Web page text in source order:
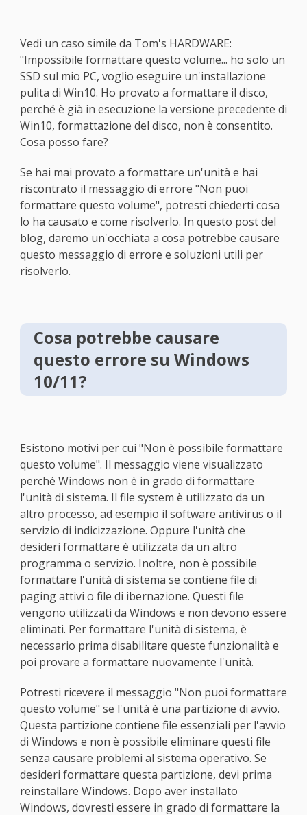
Vedi un caso simile da Tom's HARDWARE:
"Impossibile formattare questo volume... ho solo un
SSD sul mio PC, voglio eseguire un'installazione
pulita di Win10. Ho provato a formattare il disco,
perché è già in esecuzione la versione precedente di
Win10, formattazione del disco, non è consentito.
Cosa posso fare?
Se hai mai provato a formattare un'unità e hai
riscontrato il messaggio di errore "Non puoi
formattare questo volume", potresti chiederti cosa
lo ha causato e come risolverlo. In questo post del
blog, daremo un'occhiata a cosa potrebbe causare
questo messaggio di errore e soluzioni utili per
risolverlo.
Cosa potrebbe causare
questo errore su Windows
10/11?
Esistono motivi per cui "Non è possibile formattare
questo volume". Il messaggio viene visualizzato
perché Windows non è in grado di formattare
l'unità di sistema. Il file system è utilizzato da un
altro processo, ad esempio il software antivirus o il
servizio di indicizzazione. Oppure l'unità che
desideri formattare è utilizzata da un altro
programma o servizio. Inoltre, non è possibile
formattare l'unità di sistema se contiene file di
paging attivi o file di ibernazione. Questi file
vengono utilizzati da Windows e non devono essere
eliminati. Per formattare l'unità di sistema, è
necessario prima disabilitare queste funzionalità e
poi provare a formattare nuovamente l'unità.
Potresti ricevere il messaggio "Non puoi formattare
questo volume" se l'unità è una partizione di avvio.
Questa partizione contiene file essenziali per l'avvio
di Windows e non è possibile eliminare questi file
senza causare problemi al sistema operativo. Se
desideri formattare questa partizione, devi prima
reinstallare Windows. Dopo aver installato
Windows, dovresti essere in grado di formattare la